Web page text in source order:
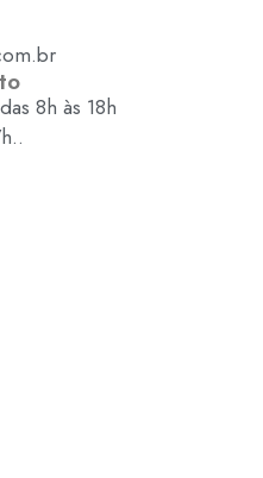
8h às 18h